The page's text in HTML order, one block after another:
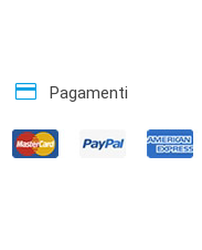
credit_card Pagamenti